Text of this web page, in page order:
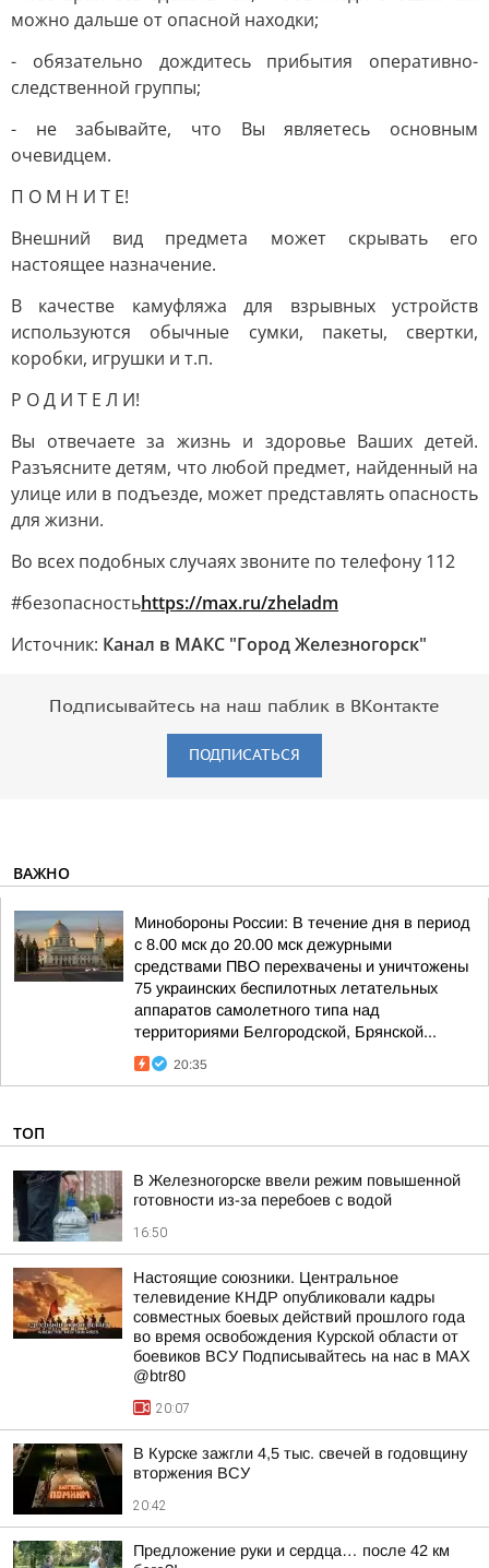
можно дальше от опасной находки;
- обязательно дождитесь прибытия оперативно-
следственной группы;
- не забывайте, что Вы являетесь основным
очевидцем.
П О М Н И Т Е!
Внешний вид предмета может скрывать его
настоящее назначение.
В качестве камуфляжа для взрывных устройств
используются обычные сумки, пакеты, свертки,
коробки, игрушки и т.п.
Р О Д И Т Е Л И!
Вы отвечаете за жизнь и здоровье Ваших детей.
Разъясните детям, что любой предмет, найденный на
улице или в подъезде, может представлять опасность
для жизни.
Во всех подобных случаях звоните по телефону 112
#безопасностьhttps://max.ru/zheladm
Источник: Канал в МАКС "Город Железногорск"
Подписывайтесь на наш паблик в ВКонтакте
ПОДПИСАТЬСЯ
ВАЖНО
Минобороны России: В течение дня в период
с 8.00 мск до 20.00 мск дежурными
средствами ПВО перехвачены и уничтожены
75 украинских беспилотных летательных
аппаратов самолетного типа над
территориями Белгородской, Брянской...
20:35
ТОП
В Железногорске ввели режим повышенной
готовности из-за перебоев с водой
16:50
Настоящие союзники. Центральное
телевидение КНДР опубликовали кадры
совместных боевых действий прошлого года
во время освобождения Курской области от
боевиков ВСУ Подписывайтесь на нас в MAX
@btr80
20:07
В Курске зажгли 4,5 тыс. свечей в годовщину
вторжения ВСУ
20:42
Предложение руки и сердца… после 42 км